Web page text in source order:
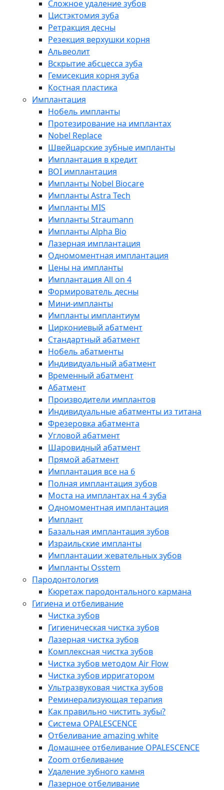
Сложное удаление зубов
Цистэктомия зуба
Ретракция десны
Резекция верхушки корня
Альвеолит
Вскрытие абсцесса зуба
Гемисекция корня зуба
Костная пластика
Имплантация
Нобель импланты
Протезирование на имплантах
Nobel Replace
Швейцарские зубные импланты
Имплантация в кредит
BOI имплантация
Импланты Nobel Biocare
Импланты Astra Tech
Импланты MIS
Импланты Straumann
Импланты Alpha Bio
Лазерная имплантация
Одномоментная имплантация
Цены на импланты
Имплантация All on 4
Формирователь десны
Мини-импланты
Импланты имплантиум
Циркониевый абатмент
Стандартный абатмент
Нобель абатменты
Индивидуальный абатмент
Временный абатмент
Абатмент
Производители имплантов
Индивидуальные абатменты из титана
Фрезеровка абатмента
Угловой абатмент
Шаровидный абатмент
Прямой абатмент
Имплантация все на 6
Полная имплантация зубов
Моста на имплантах на 4 зуба
Одномоментная имплантация
Имплант
Базальная имплантация зубов
Израильские импланты
Имплантации жевательных зубов
Импланты Osstem
Пародонтология
Кюретаж пародонтального кармана
Гигиена и отбеливание
Чистка зубов
Гигиеническая чистка зубов
Лазерная чистка зубов
Комплексная чистка зубов
Чистка зубов методом Air Flow
Чистка зубов ирригатором
Ультразвуковая чистка зубов
Реминерализующая терапия
Как правильно чистить зубы?
Система OPALESCENCE
Отбеливание amazing white
Домашнее отбеливание OPALESCENCE
Zoom отбеливание
Удаление зубного камня
Лазерное отбеливание